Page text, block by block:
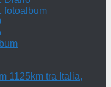
fotoalbum
1125km tra Italia,